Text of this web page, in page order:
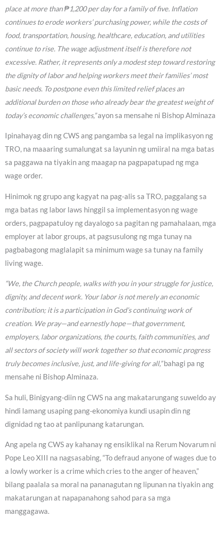
place at more than ₱1,200 per day for a family of five. Inflation
continues to erode workers’ purchasing power, while the costs of
food, transportation, housing, healthcare, education, and utilities
continue to rise. The wage adjustment itself is therefore not
excessive. Rather, it represents only a modest step toward restoring
the dignity of labor and helping workers meet their families’ most
basic needs. To postpone even this limited relief places an
additional burden on those who already bear the greatest weight of
today’s economic challenges,”ayon sa mensahe ni Bishop Alminaza
Ipinahayag din ng CWS ang pangamba sa legal na implikasyon ng
TRO, na maaaring sumalungat sa layunin ng umiiral na mga batas
sa paggawa na tiyakin ang maagap na pagpapatupad ng mga
wage order.
Hinimok ng grupo ang kagyat na pag-alis sa TRO, paggalang sa
mga batas ng labor laws hinggil sa implementasyon ng wage
orders, pagpapatuloy ng dayalogo sa pagitan ng pamahalaan, mga
employer at labor groups, at pagsusulong ng mga tunay na
pagbabagong maglalapit sa minimum wage sa tunay na family
living wage.
“We, the Church people, walks with you in your struggle for justice,
dignity, and decent work. Your labor is not merely an economic
contribution; it is a participation in God’s continuing work of
creation. We pray—and earnestly hope—that government,
employers, labor organizations, the courts, faith communities, and
all sectors of society will work together so that economic progress
truly becomes inclusive, just, and life-giving for all,”bahagi pa ng
mensahe ni Bishop Alminaza.
Sa huli, Binigyang-diin ng CWS na ang makatarungang suweldo ay
hindi lamang usaping pang-ekonomiya kundi usapin din ng
dignidad ng tao at panlipunang katarungan.
Ang apela ng CWS ay kahanay ng ensiklikal na Rerum Novarum ni
Pope Leo XIII na nagsasabing, “To defraud anyone of wages due to
a lowly worker is a crime which cries to the anger of heaven,”
bilang paalala sa moral na pananagutan ng lipunan na tiyakin ang
makatarungan at napapanahong sahod para sa mga
manggagawa.